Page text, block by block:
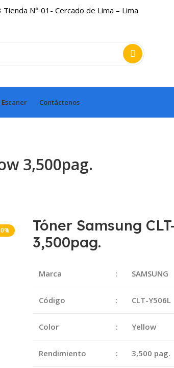
Tienda N° 01- Cercado de Lima – Lima
Contáctenos
3,500pag.
Tóner Samsung
3,500pag.
Marca : SAMSUNG
Código : CLT-Y506L
Color : Yellow
Rendimiento : 3,500 pag.